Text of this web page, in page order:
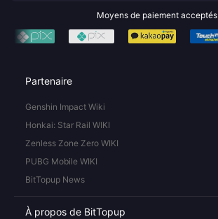
Moyens de paiement acceptés
Partenaire
Genshin Impact Wiki
Honkai: Star Rail WIKI
Zenless Zone Zero WIKI
PUBG Mobile WIKI
BitTopup News
À propos de BitTopup